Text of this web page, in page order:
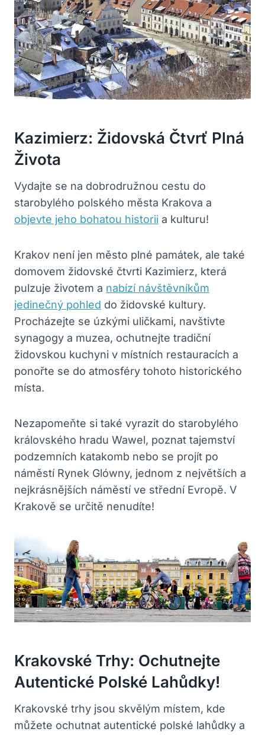
Kazimierz: Židovská Čtvrť Plná
Života
Vydajte se na dobrodružnou cestu do
starobylého polského města Krakova a
objevte jeho bohatou historii a kulturu!
Krakov není jen město plné památek, ale také
domovem židovské čtvrti Kazimierz, která
pulzuje životem a nabízí návštěvníkům
jedinečný pohled do židovské kultury.
Procházejte se úzkými uličkami, navštivte
synagogy a muzea, ochutnejte tradiční
židovskou kuchyni v místních restauracích a
ponořte se do atmosféry tohoto historického
místa.
Nezapomeňte si také vyrazit do starobylého
královského hradu Wawel, poznat tajemství
podzemních katakomb nebo se projít po
náměstí Rynek Glówny, jednom z největších a
nejkrásnějších náměstí ve střední Evropě. V
Krakově se určitě nenudíte!
Krakovské Trhy: Ochutnejte
Autentické Polské Lahůdky!
Krakovské trhy jsou skvělým místem, kde
můžete ochutnat autentické polské lahůdky a